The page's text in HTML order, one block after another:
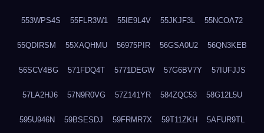
553WPS4S 55FLR3W1 55IE9L4V 55JKJF3L 55NCOA72
55QDIRSM 55XAQHMU 56975PIR 56GSA0U2 56QN3KEB
56SCV4BG 571FDQ4T 5771DEGW 57G6BV7Y 57IUFJJS
57LA2HJ6 57N9R0VG 57Z141YR 584ZQC53 58G12L5U
595U946N 59BSESDJ 59FRMR7X 59T11ZKH 5AFUR9TL